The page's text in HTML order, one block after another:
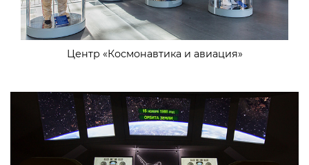
Центр «Космонавтика и авиация»